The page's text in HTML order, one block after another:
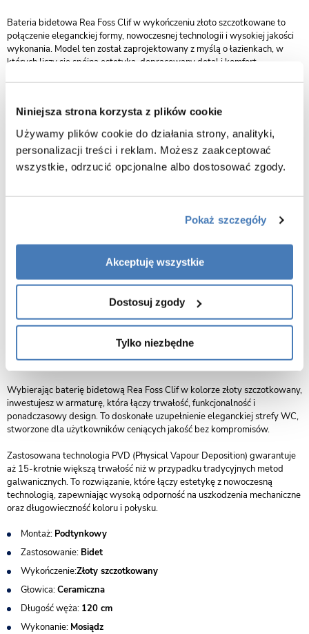
Niniejsza strona korzysta z plików cookie
Używamy plików cookie do działania strony, analityki,
personalizacji treści i reklam. Możesz zaakceptować
wszystkie, odrzucić opcjonalne albo dostosować zgody.
Pokaż szczegóły
Akceptuję wszystkie
Dostosuj zgody
Tylko niezbędne
Bateria bidetowa Rea Foss Clif w wykończeniu złoto szczotkowane to
połączenie eleganckiej formy, nowoczesnej technologii i wysokiej jakości
wykonania. Model ten został zaprojektowany z myślą o łazienkach, w
których liczy się spójna estetyka, dopracowany detal i komfort
Solidny korpus z mosiądzu zapewnia wysoką odporność na korozję,
uszkodzenia mechaniczne oraz intensywną eksploatację. To materiał
ceniony w armaturze premium, gwarantujący stabilność i długą
żywotność produktu. Powierzchnia w wykończeniu szczotkowanym jest
smug i ułatwia utrzymanie baterii w czystości.
Zastosowana ceramiczna głowica umożliwia płynną, precyzyjną regulację
szczelność przez długie lata użytkowania. Wbudowany perlator
napowietrza strumień, dzięki czemu woda jest przyjemniejsza w
kontakcie ze skórą, a jej zużycie zostaje realnie ograniczone.
Minimalistyczna, cylindryczna forma baterii Rea Foss Clif doskonale
wpisuje się w aranżacje nowoczesne, loftowe i modern, tworząc spójne
zestawienie z innymi elementami armatury w podobnym stylu.
Standardowy system montażu sprawia, że bateria jest kompatybilna z
większością bidetów dostępnych na rynku, co czyni ją rozwiązaniem
zarówno estetycznym, jak i praktycznym.
Wybierając baterię bidetową Rea Foss Clif w kolorze złoty szczotkowany,
inwestujesz w armaturę, która łączy trwałość, funkcjonalność i
ponadczasowy design. To doskonałe uzupełnienie eleganckiej strefy WC,
stworzone dla użytkowników ceniących jakość bez kompromisów.
Zastosowana technologia PVD (Physical Vapour Deposition) gwarantuje
aż 15-krotnie większą trwałość niż w przypadku tradycyjnych metod
galwanicznych. To rozwiązanie, które łączy estetykę z nowoczesną
technologią, zapewniając wysoką odporność na uszkodzenia mechaniczne
oraz długowieczność koloru i połysku.
Montaż: Podtynkowy
Zastosowanie: Bidet
Wykończenie:Złoty szczotkowany
Głowica:Ceramiczna
Długość węża: 120 cm
Wykonanie: Mosiądz